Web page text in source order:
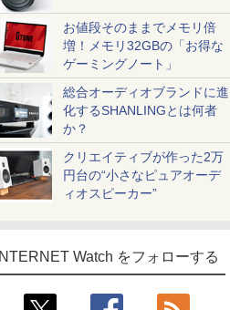
お値段そのままでメモリ倍
増！メモリ32GBの「お得な
ゲーミングノート」
総合オーディオブランドに進
化するSHANLINGとは何者
か？
クリエイティブが作った2万
円台の“小さなピュアオーデ
ィオスピーカー”
INTERNET Watch をフォローする